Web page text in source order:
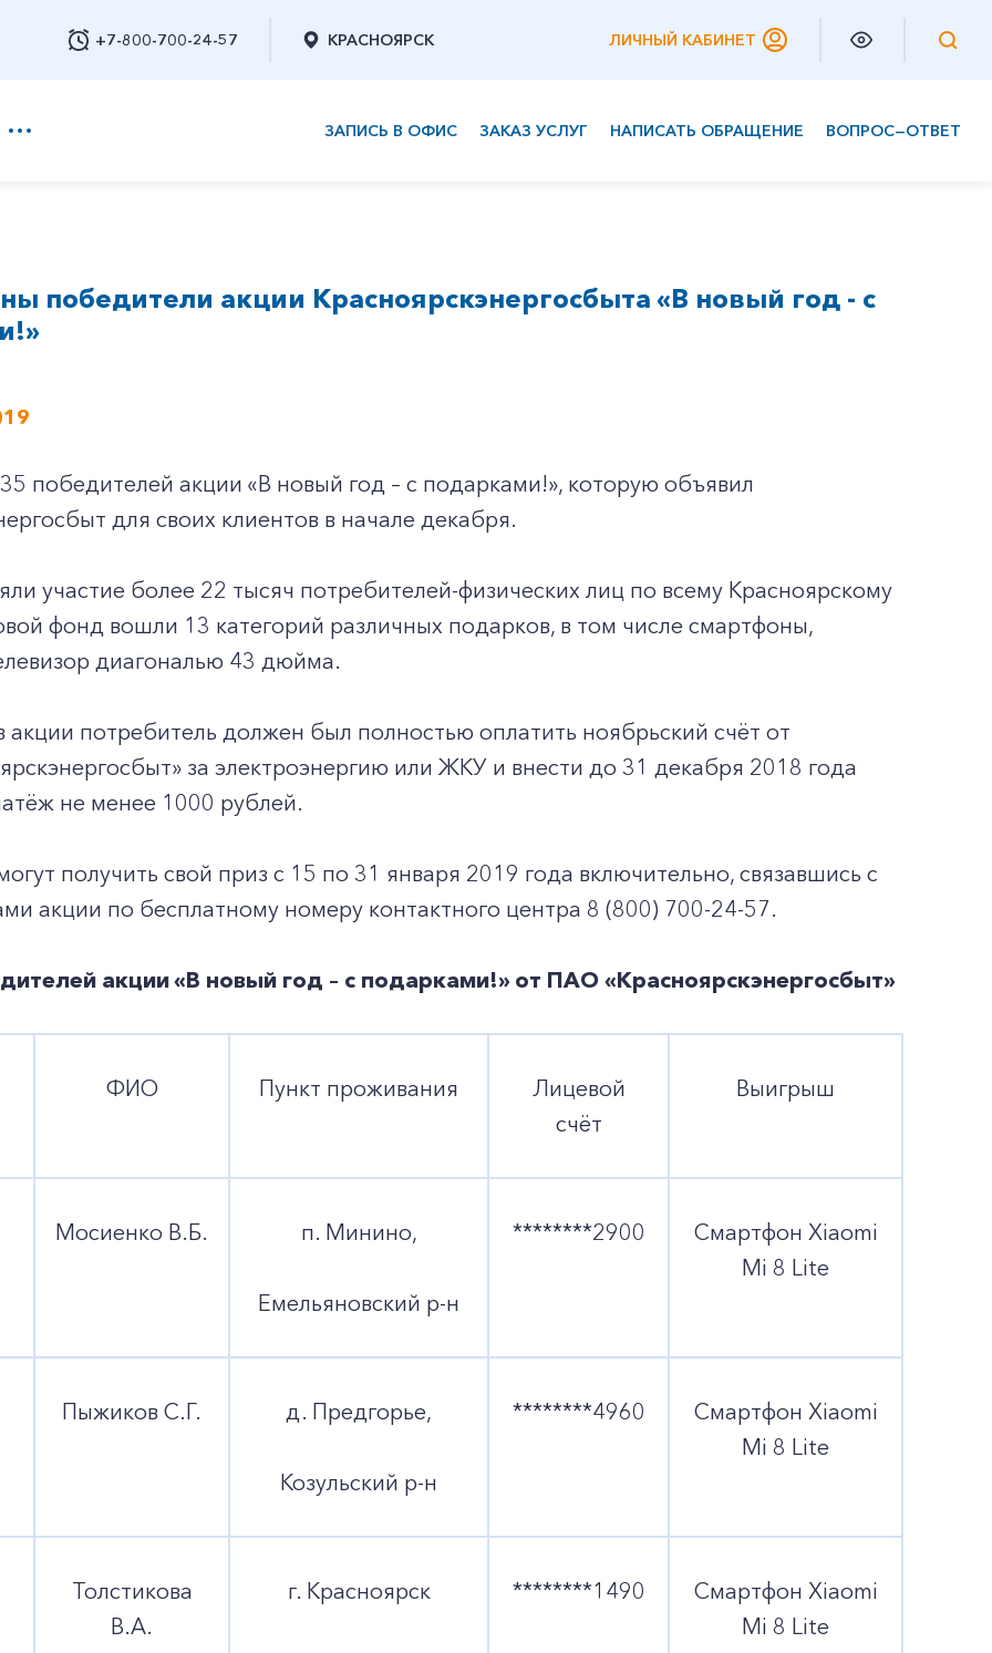
+7-800-700-24-57
Заказать обратный звонок
КРАСНОЯРСК ЛИЧНЫЙ КАБИНЕТ
ЗАПИСЬ В ОФИС ЗАКАЗ УСЛУГ НАПИСАТЬ ОБРАЩЕНИЕ ВОПРОС—ОТВЕТ
победители акции Красноярскэнергосбыта «В новый год - с
победителей акции «В новый год – с подарками!», которую объявил
для своих клиентов в начале декабря.
участие более 22 тысяч потребителей-физических лиц по всему Красноярскому
фонд вошли 13 категорий различных подарков, в том числе смартфоны,
диагональю 43 дюйма.
акции потребитель должен был полностью оплатить ноябрьский счёт от
за электроэнергию или ЖКУ и внести до 31 декабря 2018 года
не менее 1000 рублей.
получить свой приз с 15 по 31 января 2019 года включительно, связавшись с
акции по бесплатному номеру контактного центра 8 (800) 700-24-57.
акции «В новый год – с подарками!» от ПАО «Красноярскэнергосбыт»
ФИО Пункт проживания
Лицевой
счёт
Выигрыш
Мосиенко В.Б. п. Минино,
Емельяновский р-н
********2900
Смартфон Xiaomi
Mi 8 Lite
Пыжиков С.Г. д. Предгорье,
Козульский р-н
********4960
Смартфон Xiaomi
Mi 8 Lite
Толстикова
В.А.
г. Красноярск ********1490
Смартфон Xiaomi
Mi 8 Lite